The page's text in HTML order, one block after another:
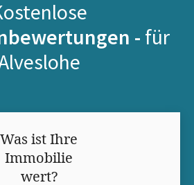
- für
Was ist Ihre
Immobilie
wert?